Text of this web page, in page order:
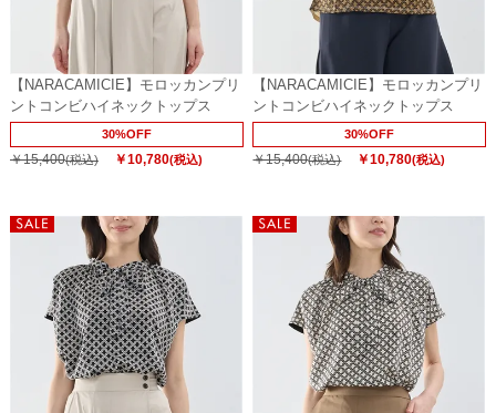
【NARACAMICIE】モロッカンプリ
ントコンビハイネックトップス
30%OFF
￥15,400(税込) ￥10,780(税込)
【NARACAMICIE】モロッカンプリ
ントコンビハイネックトップス
30%OFF
￥15,400(税込) ￥10,780(税込)